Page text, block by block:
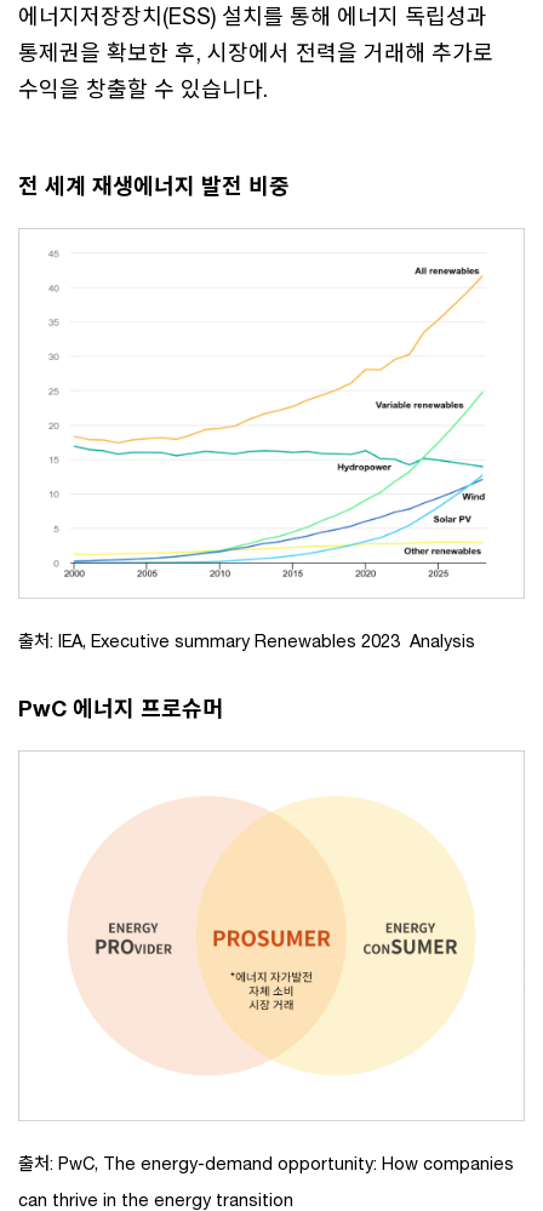
에너지저장장치(ESS) 설치를 통해 에너지 독립성과
통제권을 확보한 후, 시장에서 전력을 거래해 추가로
수익을 창출할 수 있습니다.
전 세계 재생에너지 발전 비중
출처: IEA, Executive summary Renewables 2023 Analysis
PwC 에너지 프로슈머
출처: PwC, The energy-demand opportunity: How companies
can thrive in the energy transition